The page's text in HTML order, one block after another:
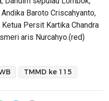
Baroto Criscahyanto,
Persit Kartika Chandra
aris Nurcahyo.(red)
TMMD ke 115